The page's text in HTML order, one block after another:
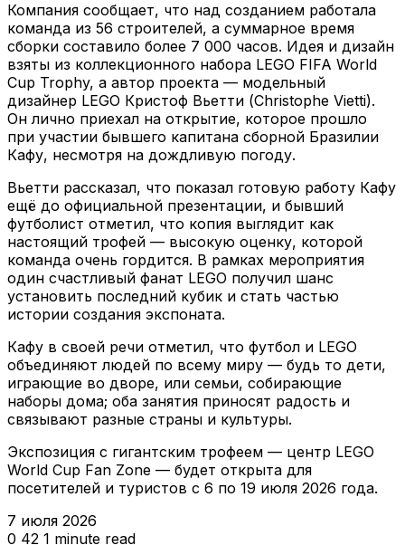
Компания сообщает, что над созданием работала
команда из 56 строителей, а суммарное время
сборки составило более 7 000 часов. Идея и дизайн
взяты из коллекционного набора LEGO FIFA World
Cup Trophy, а автор проекта — модельный
дизайнер LEGO Кристоф Вьетти (Christophe Vietti).
Он лично приехал на открытие, которое прошло
при участии бывшего капитана сборной Бразилии
Кафу, несмотря на дождливую погоду.
Вьетти рассказал, что показал готовую работу Кафу
ещё до официальной презентации, и бывший
футболист отметил, что копия выглядит как
настоящий трофей — высокую оценку, которой
команда очень гордится. В рамках мероприятия
один счастливый фанат LEGO получил шанс
установить последний кубик и стать частью
истории создания экспоната.
Кафу в своей речи отметил, что футбол и LEGO
объединяют людей по всему миру — будь то дети,
играющие во дворе, или семьи, собирающие
наборы дома; оба занятия приносят радость и
связывают разные страны и культуры.
Экспозиция с гигантским трофеем — центр LEGO
World Cup Fan Zone — будет открыта для
посетителей и туристов с 6 по 19 июля 2026 года.
7 июля 2026
0 42 1 minute read